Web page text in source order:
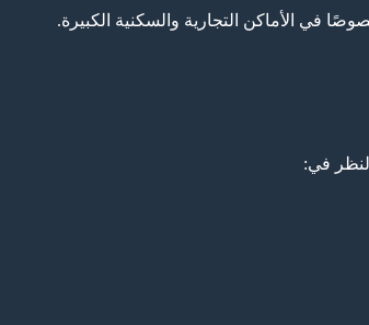
في الأماكن التجارية والسكنية الكبيرة.
في: